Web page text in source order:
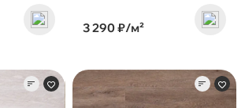
3 290 ₽/м²